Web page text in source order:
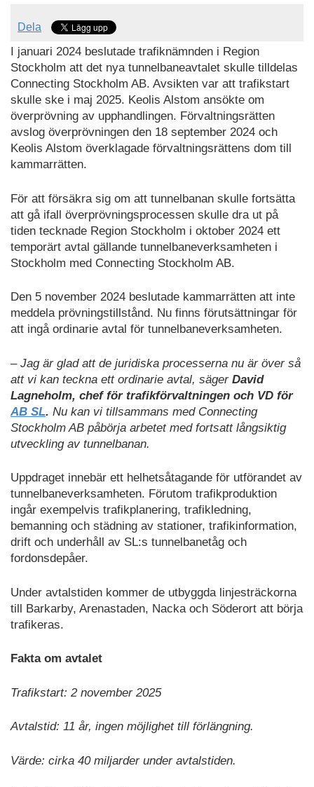
Dela
I januari 2024 beslutade trafiknämnden i Region
Stockholm att det nya tunnelbaneavtalet skulle tilldelas
Connecting Stockholm AB. Avsikten var att trafikstart
skulle ske i maj 2025. Keolis Alstom ansökte om
överprövning av upphandlingen. Förvaltningsrätten
avslog överprövningen den 18 september 2024 och
Keolis Alstom överklagade förvaltningsrättens dom till
kammarrätten.
För att försäkra sig om att tunnelbanan skulle fortsätta
att gå ifall överprövningsprocessen skulle dra ut på
tiden tecknade Region Stockholm i oktober 2024 ett
temporärt avtal gällande tunnelbaneverksamheten i
Stockholm med Connecting Stockholm AB.
Den 5 november 2024 beslutade kammarrätten att inte
meddela prövningstillstånd. Nu finns förutsättningar för
att ingå ordinarie avtal för tunnelbaneverksamheten.
– Jag är glad att de juridiska processerna nu är över så
att vi kan teckna ett ordinarie avtal, säger David
Lagneholm, chef för trafikförvaltningen och VD för
AB SL. Nu kan vi tillsammans med Connecting
Stockholm AB påbörja arbetet med fortsatt långsiktig
utveckling av tunnelbanan.
Uppdraget innebär ett helhetsåtagande för utförandet av
tunnelbaneverksamheten. Förutom trafikproduktion
ingår exempelvis trafikplanering, trafikledning,
bemanning och städning av stationer, trafikinformation,
drift och underhåll av SL:s tunnelbanetåg och
fordonsdepåer.
Under avtalstiden kommer de utbyggda linjesträckorna
till Barkarby, Arenastaden, Nacka och Söderort att börja
trafikeras.
Fakta om avtalet
Trafikstart: 2 november 2025
Avtalstid: 11 år, ingen möjlighet till förlängning.
Värde: cirka 40 miljarder under avtalstiden.